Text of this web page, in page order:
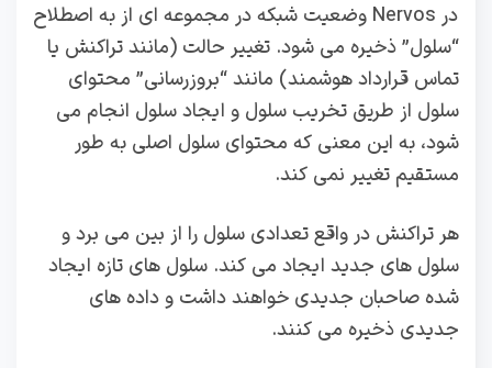
در Nervos وضعیت شبکه در مجموعه ای از به اصطلاح
“سلول” ذخیره می شود. تغییر حالت (مانند تراکنش یا
تماس قرارداد هوشمند) مانند “بروزرسانی” محتوای
سلول از طریق تخریب سلول و ایجاد سلول انجام می
شود، به این معنی که محتوای سلول اصلی به طور
مستقیم تغییر نمی کند.
هر تراکنش در واقع تعدادی سلول را از بین می برد و
سلول های جدید ایجاد می کند. سلول های تازه ایجاد
شده صاحبان جدیدی خواهند داشت و داده های
جدیدی ذخیره می کنند.